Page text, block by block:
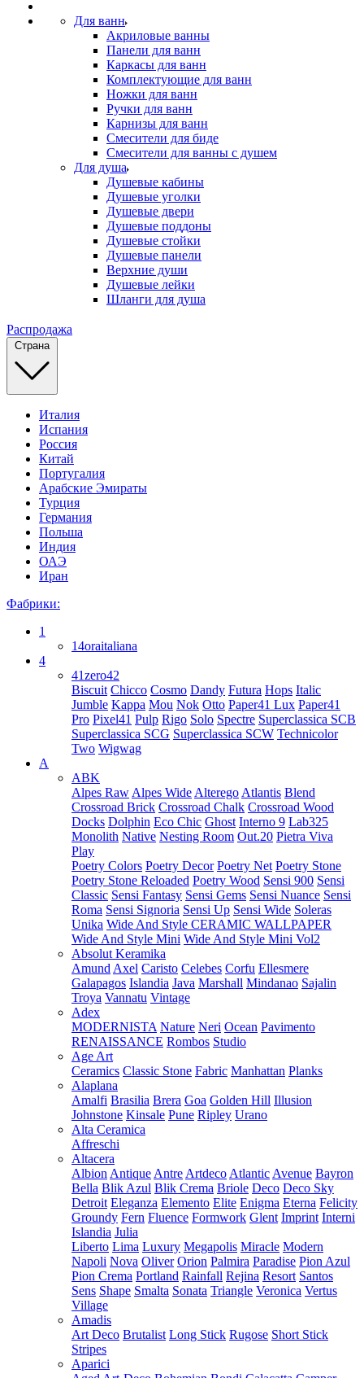
Для ванн
Акриловые ванны
Панели для ванн
Каркасы для ванн
Комплектующие для ванн
Ножки для ванн
Ручки для ванн
Карнизы для ванн
Смесители для биде
Смесители для ванны с душем
Для душа
Душевые кабины
Душевые уголки
Душевые двери
Душевые поддоны
Душевые стойки
Душевые панели
Верхние души
Душевые лейки
Шланги для душа
Распродажа
Страна
Италия
Испания
Россия
Китай
Португалия
Арабские Эмираты
Турция
Германия
Польша
Индия
ОАЭ
Иран
Фабрики:
1
14oraitaliana
4
41zero42
Biscuit Chicco Cosmo Dandy Futura Hops Italic
Jumble Kappa Mou Nok Otto Paper41 Lux Paper41
Pro Pixel41 Pulp Rigo Solo Spectre Superclassica SCB
Superclassica SCG Superclassica SCW Technicolor
Two Wigwag
A
ABK
Alpes Raw Alpes Wide Alterego Atlantis Blend
Crossroad Brick Crossroad Chalk Crossroad Wood
Docks Dolphin Eco Chic Ghost Interno 9 Lab325
Monolith Native Nesting Room Out.20 Pietra Viva
Play
Poetry Colors Poetry Decor Poetry Net Poetry Stone
Poetry Stone Reloaded Poetry Wood Sensi 900 Sensi
Classic Sensi Fantasy Sensi Gems Sensi Nuance Sensi
Roma Sensi Signoria Sensi Up Sensi Wide Soleras
Unika Wide And Style CERAMIC WALLPAPER
Wide And Style Mini Wide And Style Mini Vol2
Absolut Keramika
Amund Axel Caristo Celebes Corfu Ellesmere
Galapagos Islandia Java Marshall Mindanao Sajalin
Troya Vannatu Vintage
Adex
MODERNISTA Nature Neri Ocean Pavimento
RENAISSANCE Rombos Studio
Age Art
Ceramics Classic Stone Fabric Manhattan Planks
Alaplana
Amalfi Brasilia Brera Goa Golden Hill Illusion
Johnstone Kinsale Pune Ripley Urano
Alta Ceramica
Affreschi
Altacera
Albion Antique Antre Artdeco Atlantic Avenue Bayron
Bella Blik Azul Blik Crema Briole Deco Deco Sky
Detroit Eleganza Elemento Elite Enigma Eterna Felicity
Groundy Fern Fluence Formwork Glent Imprint Interni
Islandia Julia
Liberto Lima Luxury Megapolis Miracle Modern
Napoli Nova Oliver Orion Palmira Paradise Pion Azul
Pion Crema Portland Rainfall Rejina Resort Santos
Sens Shape Smalta Sonata Triangle Veronica Vertus
Village
Amadis
Art Deco Brutalist Long Stick Rugose Short Stick
Stripes
Aparici